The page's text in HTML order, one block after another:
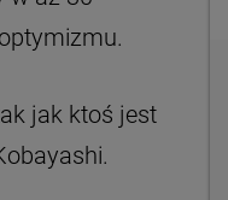
jak ktoś jest